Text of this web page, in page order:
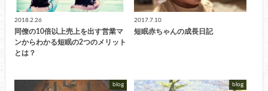
2018.2.26
同僚の10倍以上売上を出す営業マ
ンからわかる短眠の2つのメリット
とは？
2017.7.10
短眠赤ちゃんの成長日記
blog blog